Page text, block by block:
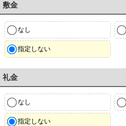
敷金
なし
指定しない
礼金
なし
指定しない